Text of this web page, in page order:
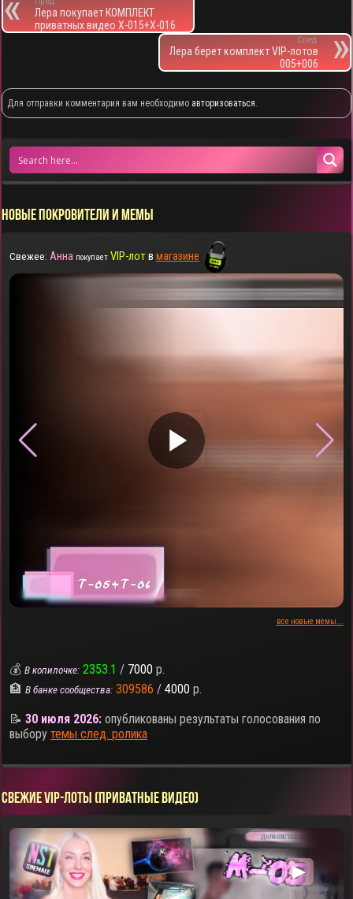
Лера покупает КОМПЛЕКТ
приватных видео X-015+X-016
След.
Лера берет комплект VIP-лотов
005+006
Для отправки комментария вам необходимо авторизоваться.
НОВЫЕ ПОКРОВИТЕЛИ И МЕМЫ
Свежее: Анна покупает VIP-лотвмагазине
▶
все новые мемы...
💰В копилочке: 2353.1 / 7000 р.
🏦В банке сообщества: 309586 / 4000 р.
📝30 июля 2026: опубликованы результаты голосования по
выборутемы след. ролика
СВЕЖИЕ VIP-ЛОТЫ (ПРИВАТНЫЕ ВИДЕО)
▶